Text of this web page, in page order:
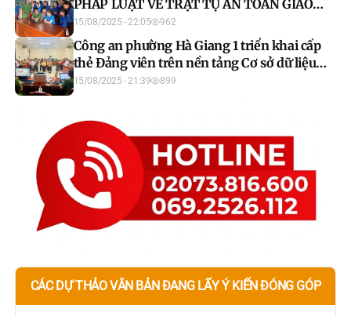
PHÁP LUẬT VỀ TRẬT TỰ AN TOÀN GIAO
THÔNG TỚI QUẦN CHÚNG NHÂN DÂN
TRÊN ĐỊA BÀN PHƯỜNG BÌNH THUẬN
15/08/2025 - 22:05 962
Công an phường Hà Giang 1 triển khai cấp
thẻ Đảng viên trên nền tảng Cơ sở dữ liệu
quốc gia về dân cư
15/08/2025 - 21:39 899
CÁC DỰ THẢO VĂN BẢN ĐANG LẤY Ý KIẾN ĐÓNG GÓP